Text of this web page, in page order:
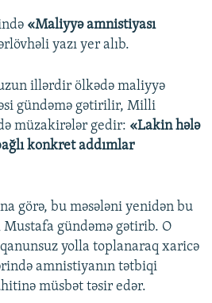
«Maliyyə amnistiyası
yazı yer alıb.
illərdir ölkədə maliyyə
gündəmə gətirilir, Milli
müzakirələr gedir: «Lakin hələ
konkret addımlar
görə, bu məsələni yenidən bu
gündəmə gətirib. O
yolla toplanaraq xaricə
amnistiyanın tətbiqi
müsbət təsir edər.